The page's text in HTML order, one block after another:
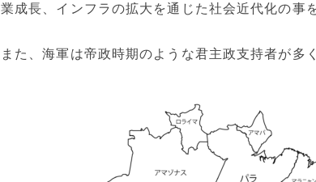
業成長、インフラの拡大を通じた社会近代化の事
また、海軍は帝政時期のような君主政支持者が多